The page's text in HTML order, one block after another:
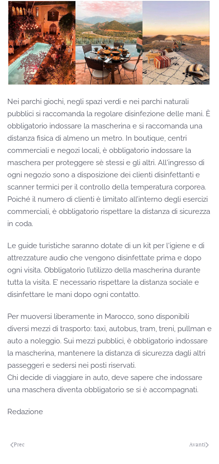
Nei parchi giochi, negli spazi verdi e nei parchi naturali
pubblici si raccomanda la regolare disinfezione delle mani. È
obbligatorio indossare la mascherina e si raccomanda una
distanza fisica di almeno un metro. In boutique, centri
commerciali e negozi locali, è obbligatorio indossare la
maschera per proteggere sè stessi e gli altri. All'ingresso di
ogni negozio sono a disposizione dei clienti disinfettanti e
scanner termici per il controllo della temperatura corporea.
Poiché il numero di clienti è limitato all’interno degli esercizi
commerciali, è obbligatorio rispettare la distanza di sicurezza
in coda.
Le guide turistiche saranno dotate di un kit per l'igiene e di
attrezzature audio che vengono disinfettate prima e dopo
ogni visita. Obbligatorio l’utilizzo della mascherina durante
tutta la visita. E’ necessario rispettare la distanza sociale e
disinfettare le mani dopo ogni contatto.
Per muoversi liberamente in Marocco, sono disponibili
diversi mezzi di trasporto: taxi, autobus, tram, treni, pullman e
auto a noleggio. Sui mezzi pubblici, è obbligatorio indossare
la mascherina, mantenere la distanza di sicurezza dagli altri
passeggeri e sedersi nei posti riservati.
Chi decide di viaggiare in auto, deve sapere che indossare
una maschera diventa obbligatorio se si è accompagnati.
Redazione
Prec Avanti